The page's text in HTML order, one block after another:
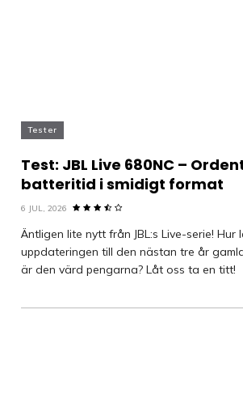
Tester
Test: JBL Live 680NC –
batteritid i smidigt format
6 JUL, 2026
Äntligen lite nytt från JBL:s Live-serie! Hur
uppdateringen till den nästan tre år
är den värd pengarna? Låt oss ta en titt!